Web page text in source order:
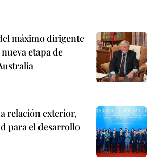
máximo dirigente
etapa de
relación exterior,
para el desarrollo